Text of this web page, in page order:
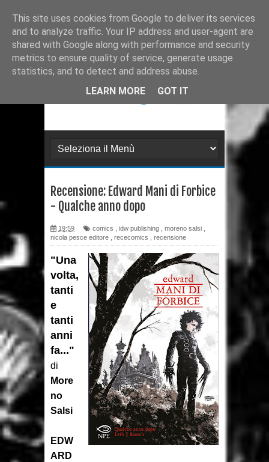
Ultimissime Recensione: Matana 3
Recensione: Julia 273
Recensione: Superman: Stagioni
Recensione: H.P. Lovecraft - I
gatti di Ulthar e altri racconti
Recensione: Il Segreto di
Leonardo da Paperdinci
Recensione: Topolino 3405
Recensione: Tex Romanzi a
Fumetti 12
Recensione: The Dollhouse
Family - La Casa delle Bambole
Intervista: Francesco Vacca
Recensione: Y, l'ultimo uomo 2
Recensione: Edward Mani di Forbice
- Qualche anno dopo
19:59 comics , idw publishing , moreno salsi ,
nicola pesce editore , rececomics , recensione
"Una
volta,
tanti
e
tanti
anni
fa..."
di
More
no
Salsi
EDW
ARD
This site uses cookies from Google to deliver its services
and to analyze traffic. Your IP address and user-agent are
shared with Google along with performance and security
metrics to ensure quality of service, generate usage
statistics, and to detect and address abuse.
LEARN MORE
GOT IT